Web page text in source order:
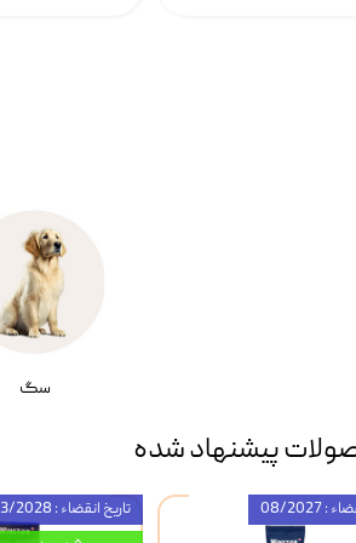
سگ
پیشنهاد شده
تاریخ انقضاء : 03/2028
08/2027